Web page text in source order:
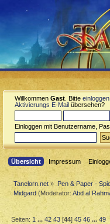
Willkommen Gast . Bitte einloggen
Aktivierungs E-Mail übersehen?
Einloggen mit Benutzername,
Übersicht Impressum
Tanelorn.net » Pen & Paper -
Midgard (Moderator:Abd al
Seiten:1 ...42 43[44]45 46 ...49